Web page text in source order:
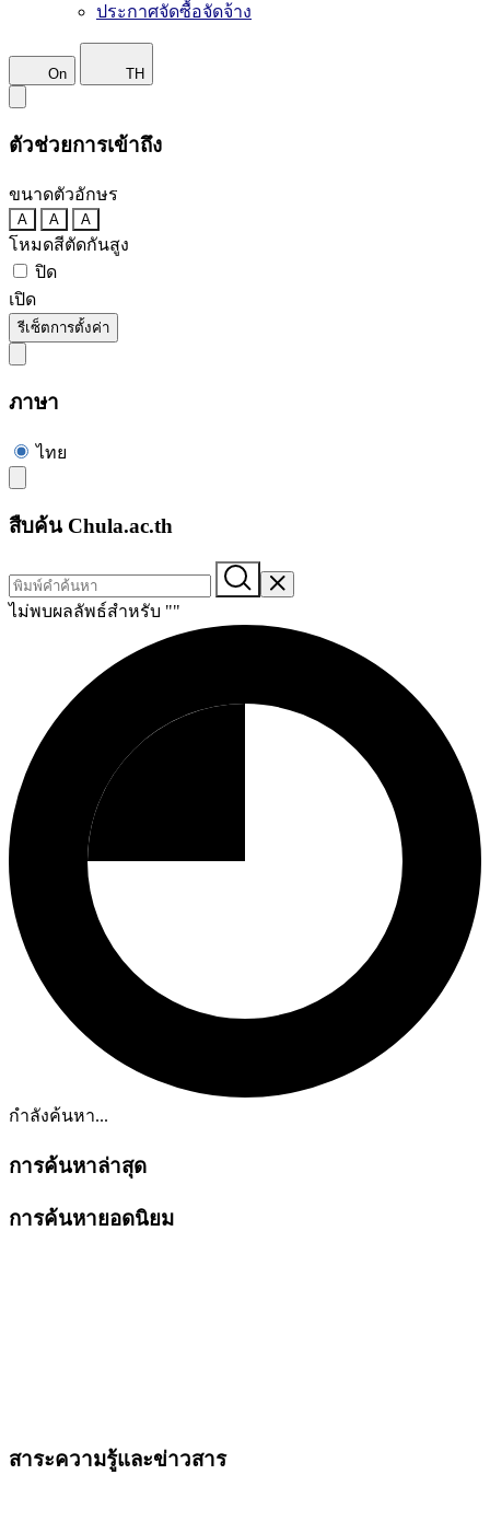
ประกาศจัดซื้อจัดจ้าง
On TH
ตัวช่วยการเข้าถึง
ขนาดตัวอักษร
A A A
โหมดสีตัดกันสูง
ปิด
เปิด
รีเซ็ตการตั้งค่า
ภาษา
ไทย
สืบค้น Chula.ac.th
ไม่พบผลลัพธ์สำหรับ ""
กำลังค้นหา...
การค้นหาล่าสุด
การค้นหายอดนิยม
สาระความรู้และข่าวสาร